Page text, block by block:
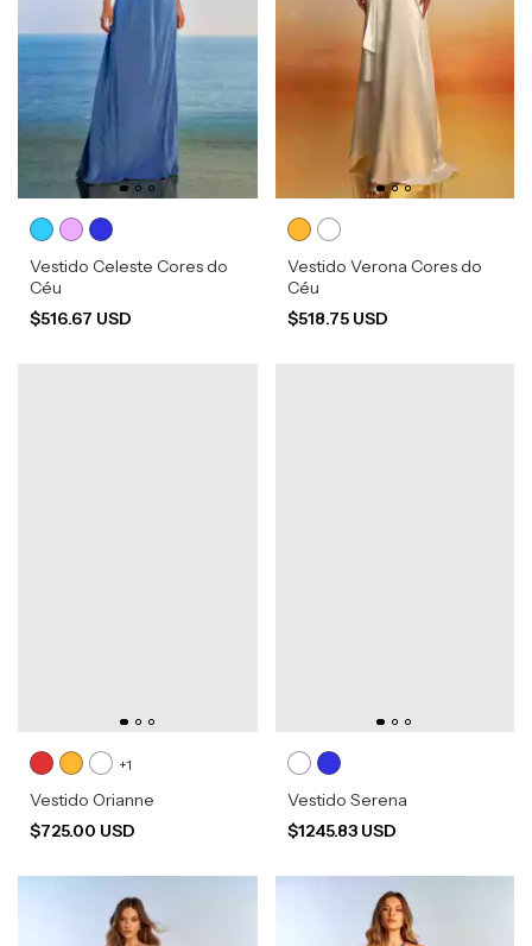
Vestido Celeste Cores do
Céu
$516.67 USD
Vestido Verona Cores do
Céu
$518.75 USD
+1
Vestido Orianne
$725.00 USD
Vestido Serena
$1245.83 USD